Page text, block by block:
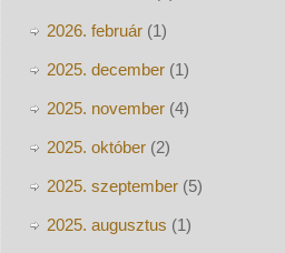
2026. február(1)
2025. december(1)
2025. november(4)
2025. október(2)
2025. szeptember(5)
2025. augusztus (1)